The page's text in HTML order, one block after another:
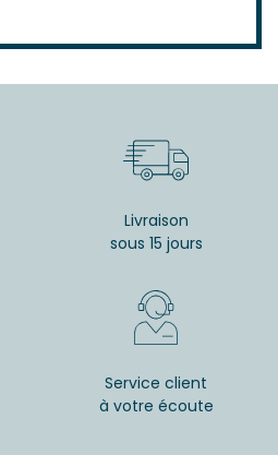
Livraison
sous 15 jours
Service client
à votre écoute